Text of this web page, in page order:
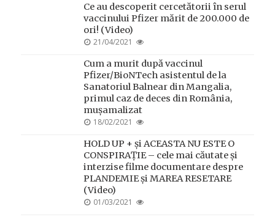
Ce au descoperit cercetătorii în serul
vaccinului Pfizer mărit de 200.000 de
ori! (Video)
POSTED
21/04/2021
Cum a murit după vaccinul
Pfizer/BioNTech asistentul de la
Sanatoriul Balnear din Mangalia,
primul caz de deces din România,
mușamalizat
POSTED
18/02/2021
HOLD UP + și ACEASTA NU ESTE O
CONSPIRAȚIE – cele mai căutate și
interzise filme documentare despre
PLANDEMIE și MAREA RESETARE
(Video)
POSTED
01/03/2021